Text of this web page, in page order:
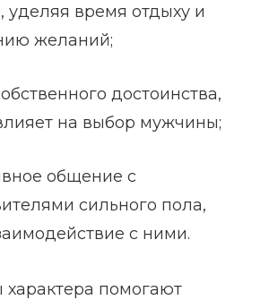
уделяя время отдыху и
желаний;
достоинства,
на выбор мужчины;
общение с
сильного пола,
с ними.
характера помогают